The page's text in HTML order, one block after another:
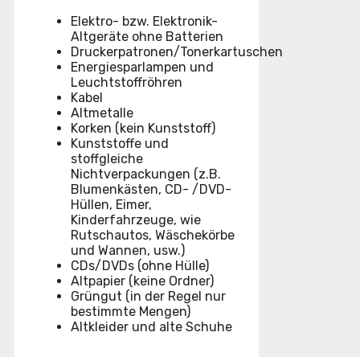
Elektro- bzw. Elektronik-
Altgeräte ohne Batterien
Druckerpatronen/Tonerkartuschen
Energiesparlampen und
Leuchtstoffröhren
Kabel
Altmetalle
Korken (kein Kunststoff)
Kunststoffe und
stoffgleiche
Nichtverpackungen (z.B.
Blumenkästen, CD- /DVD-
Hüllen, Eimer,
Kinderfahrzeuge, wie
Rutschautos, Wäschekörbe
und Wannen, usw.)
CDs/DVDs (ohne Hülle)
Altpapier (keine Ordner)
Grüngut (in der Regel nur
bestimmte Mengen)
Altkleider und alte Schuhe